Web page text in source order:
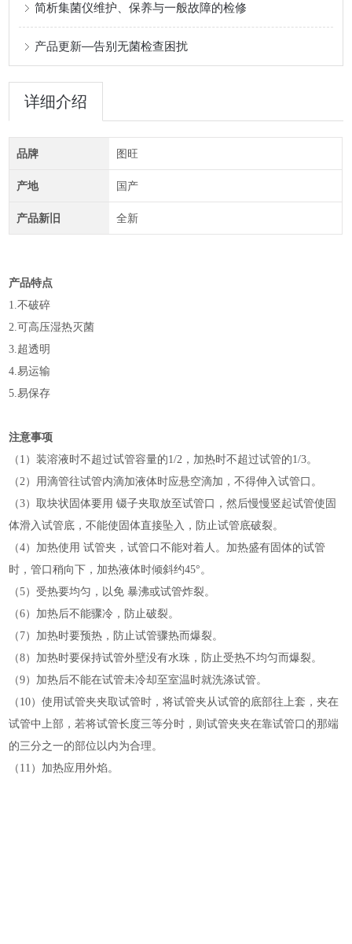
简析集菌仪维护、保养与一般故障的检修
产品更新—告别无菌检查困扰
详细介绍
品牌 图旺
产地 国产
产品新旧 全新
产品特点
1.不破碎
2.可高压湿热灭菌
3.超透明
4.易运输
5.易保存
注意事项
（1）装溶液时不超过试管容量的1/2，加热时不超过试管的1/3。
（2）用滴管往试管内滴加液体时应悬空滴加，不得伸入试管口。
（3）取块状固体要用 镊子夹取放至试管口，然后慢慢竖起试管使固
体滑入试管底，不能使固体直接坠入，防止试管底破裂。
（4）加热使用 试管夹，试管口不能对着人。加热盛有固体的试管
时，管口稍向下，加热液体时倾斜约45°。
（5）受热要均匀，以免 暴沸或试管炸裂。
（6）加热后不能骤冷，防止破裂。
（7）加热时要预热，防止试管骤热而爆裂。
（8）加热时要保持试管外壁没有水珠，防止受热不均匀而爆裂。
（9）加热后不能在试管未冷却至室温时就洗涤试管。
（10）使用试管夹夹取试管时，将试管夹从试管的底部往上套，夹在
试管中上部，若将试管长度三等分时，则试管夹夹在靠试管口的那端
的三分之一的部位以内为合理。
（11）加热应用外焰。